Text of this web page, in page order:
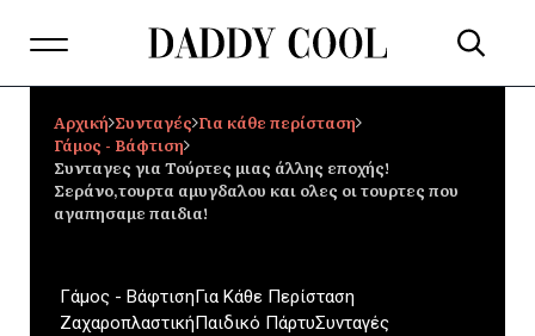
Αρχική Συνταγές Για κάθε περίσταση
Γάμος - Βάφτιση
Συνταγες για Τούρτες μιας άλλης εποχής!
Σεράνο,τουρτα αμυγδαλου και ολες οι τουρτες που
αγαπησαμε παιδια!
Γάμος - ΒάφτισηΓια Κάθε Περίσταση
ΖαχαροπλαστικήΠαιδικό ΠάρτυΣυνταγές